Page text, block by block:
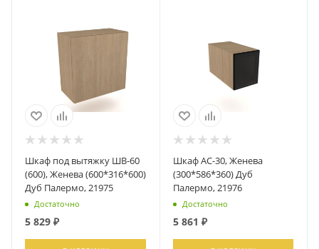
Шкаф под вытяжку ШВ-60
(600), Женева (600*316*600)
Дуб Палермо, 21975
Достаточно
5 829 ₽
Шкаф АС-30, Женева
(300*586*360) Дуб
Палермо, 21976
Достаточно
5 861 ₽